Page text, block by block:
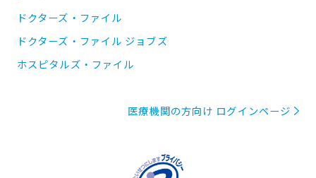
ドクターズ・ファイル
ドクターズ・ファイル ジョブズ
ホスピタルズ・ファイル
医療機関の方向け ログインページ